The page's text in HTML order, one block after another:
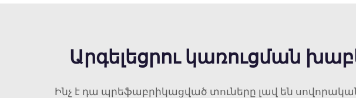
Արգելեցրու կառուցման
Ինչ է դա պրեֆաբրիկացված տուները լավ են